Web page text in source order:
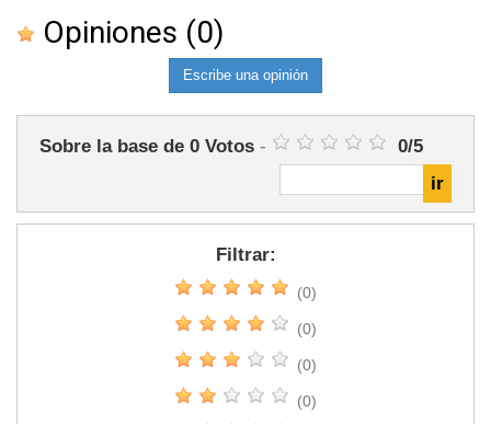
Opiniones (0)
Escribe una opinión
Sobre la base de 0 Votos - 0/5
Filtrar:
(0)
(0)
(0)
(0)